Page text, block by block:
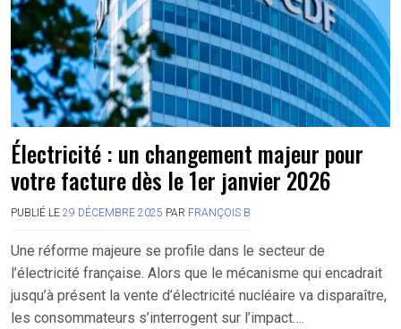
Électricité : un changement majeur pour
votre facture dès le 1er janvier 2026
PUBLIÉ LE 29 DÉCEMBRE 2025 PAR FRANÇOIS B
Une réforme majeure se profile dans le secteur de
l’électricité française. Alors que le mécanisme qui encadrait
jusqu’à présent la vente d’électricité nucléaire va disparaître,
les consommateurs s’interrogent sur l’impact….